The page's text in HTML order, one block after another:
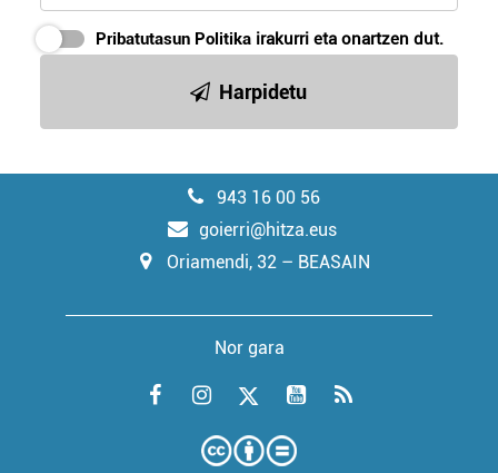
Pribatutasun Politika irakurri eta onartzen dut.
Harpidetu
943 16 00 56
goierri@hitza.eus
Oriamendi, 32 – BEASAIN
Nor gara